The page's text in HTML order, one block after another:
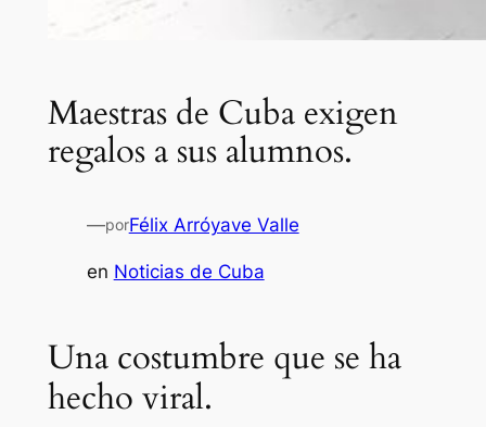
Maestras de Cuba exigen
regalos a sus alumnos.
—porFélix Arróyave Valle
en Noticias de Cuba
Una costumbre que se ha
hecho viral.